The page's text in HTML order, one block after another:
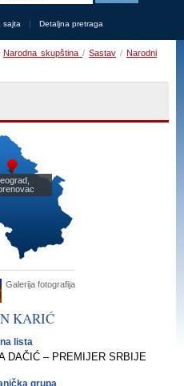
sajta Detaljna pretraga
Narodna skupština / Sastav / Narodni
Galerija fotografija
KARIĆ
lista
DAČIĆ – PREMIJER SRBIJE
grupa